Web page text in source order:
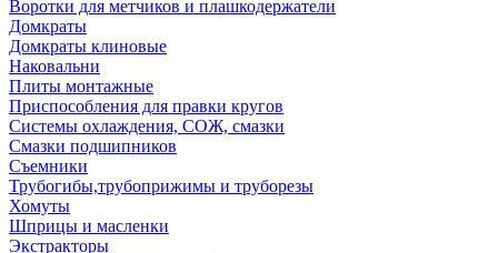
Воротки для метчиков и плашкодержатели
Домкраты
Домкраты клиновые
Наковальни
Плиты монтажные
Приспособления для правки кругов
Системы охлаждения, СОЖ, смазки
Смазки подшипников
Съемники
Трубогибы,трубоприжимы и труборезы
Хомуты
Шприцы и масленки
Экстракторы